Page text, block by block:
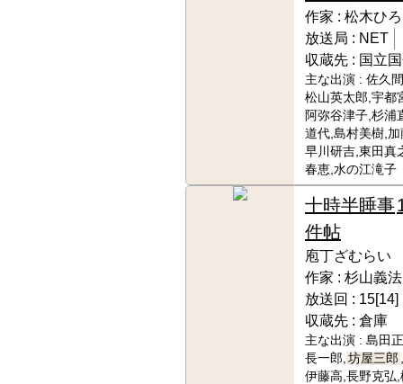
作家 : 松木ひ
放送局 : NET
収蔵先 : 国立
主な出演 : 佐久
松山英太郎,宇都
阿弥谷津子,杉浦
道代,島村美樹,
早川研吉,東田真
春恵,水の江滝子
十時半睡事
件帖
庖丁ざむらい
作家 : 杉山義法
放送回 : 15[14]
収蔵先 : 倉庫
主な出演 : 島田
長一郎, 坊屋三郎
伊藤高,長野克弘